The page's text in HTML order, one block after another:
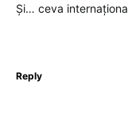
Și… ceva
Reply